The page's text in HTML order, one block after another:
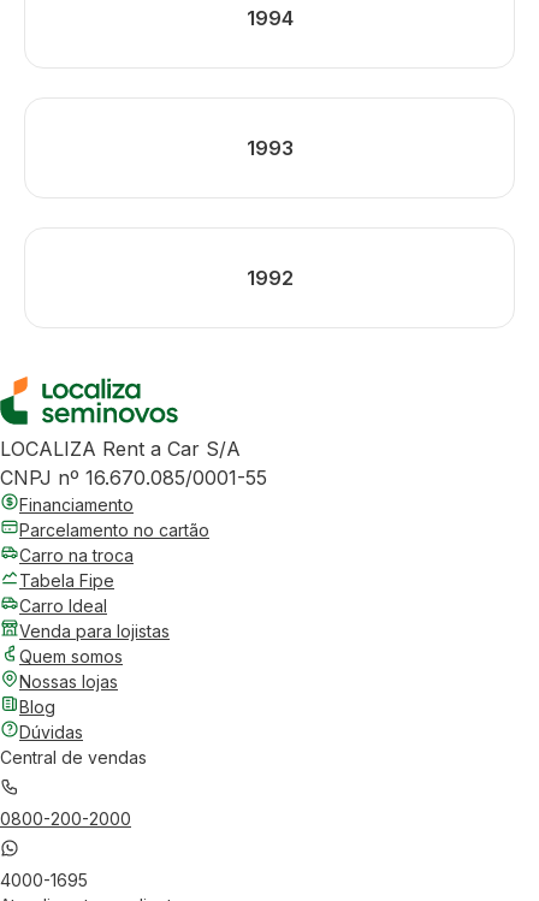
1994
1993
1992
LOCALIZA Rent a Car S/A
CNPJ nº 16.670.085/0001-55
Financiamento
Parcelamento no cartão
Carro na troca
Tabela Fipe
Carro Ideal
Venda para lojistas
Quem somos
Nossas lojas
Blog
Dúvidas
Central de vendas
0800-200-2000
4000-1695